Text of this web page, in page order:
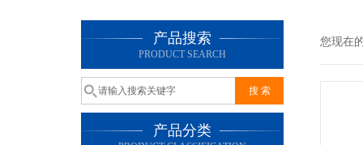
产品搜索
PRODUCT SEARCH
产品分类
您现在